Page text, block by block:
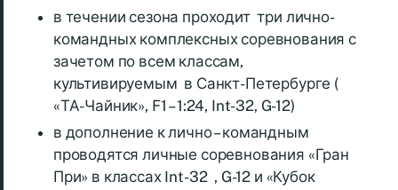
в течении сезона проходит три лично-
командных комплексных соревнования с
зачетом по всем классам,
культивируемым в Санкт-Петербурге (
«ТА-Чайник», F1 – 1:24, Int-32, G-12)
в дополнение к лично – командным
проводятся личные соревнования «Гран
При» в классах Int-32 , G-12 и «Кубок